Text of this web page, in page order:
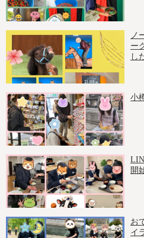
ノ
ー
し
小
開
お
イ